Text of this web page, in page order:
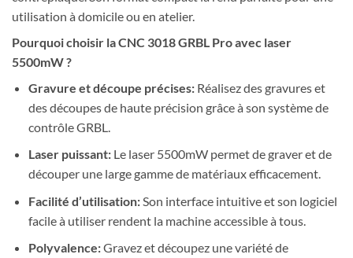
utilisation à domicile ou en atelier.
Pourquoi choisir la CNC 3018 GRBL Pro avec laser
5500mW ?
Gravure et découpe précises:Réalisez des gravures et
des découpes de haute précision grâce à son système de
contrôle GRBL.
Laser puissant:Le laser 5500mW permet de graver et de
découper une large gamme de matériaux efficacement.
Facilité d’utilisation:Son interface intuitive et son logiciel
facile à utiliser rendent la machine accessible à tous.
Polyvalence:Gravez et découpez une variété de